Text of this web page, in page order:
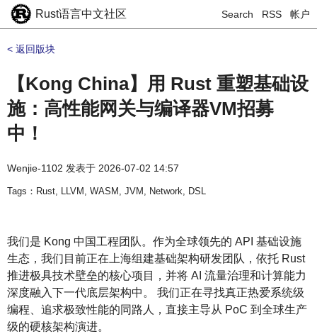
Rust语言中文社区 Search RSS 帐户
< 返回版块
【Kong China】用 Rust 重塑基础设
施：高性能网关与编译器VM招募
中！
Wenjie-1102 发表于 2026-07-02 14:57
Tags：Rust, LLVM, WASM, JVM, Network, DSL
我们是 Kong 中国工程团队。作为全球领先的 API 基础设施
生态，我们目前正在上海组建基础架构研发团队，依托 Rust
推进极具技术壁垒的核心项目，并将 AI 流量治理和计算能力
深度融入下一代底层架构中。 我们正在寻找真正热爱系统级
编程、追求极致性能的同路人，直接主导从 PoC 到全球生产
级的硬核架构演进。